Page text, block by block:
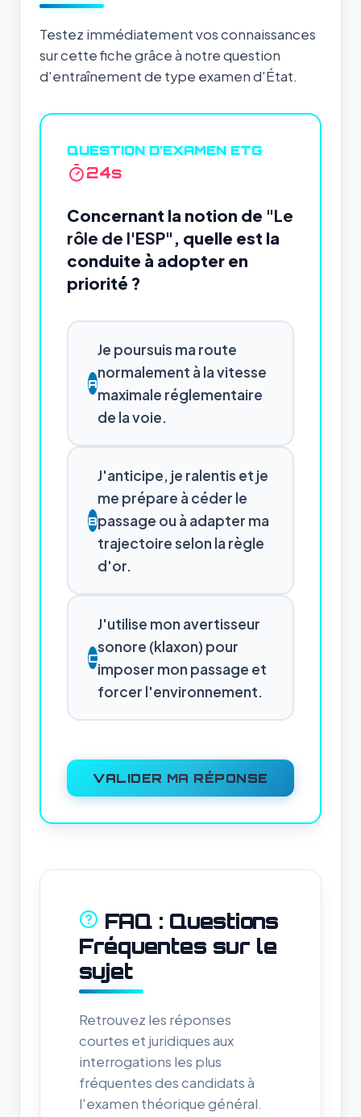
Testez immédiatement vos connaissances
sur cette fiche grâce à notre question
d'entraînement de type examen d'État.
QUESTION D'EXAMEN ETG
23s
Concernant la notion de "Le
rôle de l'ESP" , quelle est la
conduite à adopter en
priorité ?
A
Je poursuis ma route
normalement à la vitesse
maximale réglementaire
de la voie.
B
J'anticipe, je ralentis et je
me prépare à céder le
passage ou à adapter ma
trajectoire selon la règle
d'or.
C
J'utilise mon avertisseur
sonore (klaxon) pour
imposer mon passage et
forcer l'environnement.
VALIDER MA RÉPONSE
FAQ : Questions
Fréquentes sur le
sujet
Retrouvez les réponses
courtes et juridiques aux
interrogations les plus
fréquentes des candidats à
l'examen théorique général.